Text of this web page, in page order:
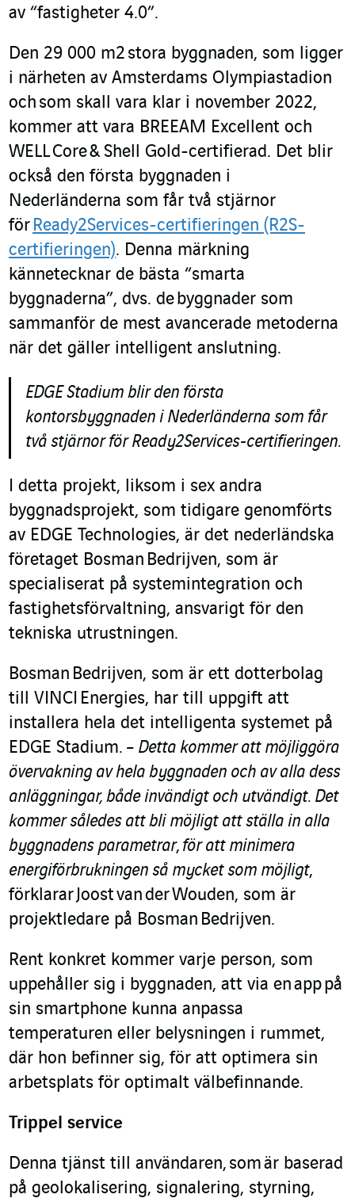
av “fastigheter 4.0”.
Den 29 000 m2 stora byggnaden, som ligger
i närheten av Amsterdams Olympiastadion
och som skall vara klar i november 2022,
kommer att vara BREEAM Excellent och
WELL Core & Shell Gold-certifierad. Det blir
också den första byggnaden i
Nederländerna som får två stjärnor
för Ready2Services-certifieringen (R2S-
certifieringen). Denna märkning
kännetecknar de bästa “smarta
byggnaderna”, dvs. debyggnader som
sammanför de mest avancerade metoderna
när det gäller intelligent anslutning.
EDGE Stadium blir den första
kontorsbyggnaden i Nederländerna som får
två stjärnor för Ready2Services-certifieringen.
I detta projekt, liksom i sex andra
byggnadsprojekt, som tidigare genomförts
av EDGE Technologies, är det nederländska
företaget Bosman Bedrijven, som är
specialiserat på systemintegration och
fastighetsförvaltning, ansvarigt för den
tekniska utrustningen.
Bosman Bedrijven, som är ett dotterbolag
till VINCI Energies, har till uppgift att
installera hela det intelligenta systemet på
EDGE Stadium. – Detta kommer att möjliggöra
övervakning av hela byggnaden och av alla dess
anläggningar, både invändigt och utvändigt. Det
kommer således att bli möjligt att ställa in alla
byggnadens parametrar, för att minimera
energiförbrukningen så mycket som möjligt,
förklarar Joost van der Wouden, som är
projektledare på Bosman Bedrijven.
Rent konkret kommer varje person, som
uppehåller sig i byggnaden, att via en app på
sin smartphone kunna anpassa
temperaturen eller belysningen i rummet,
där hon befinner sig, för att optimera sin
arbetsplats för optimalt välbefinnande.
Trippel service
Denna tjänst till användaren, som är baserad
på geolokalisering, signalering, styrning,